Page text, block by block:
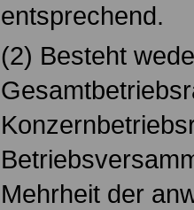
entsprechend.
(2) Besteht
Mehrheit der